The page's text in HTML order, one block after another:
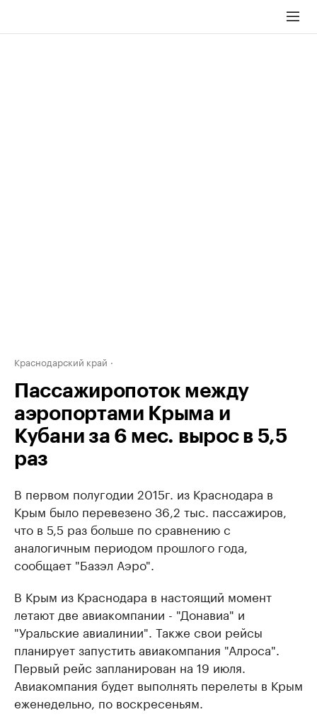
Краснодарский край
Пассажиропоток между
аэропортами Крыма и
Кубани за 6 мес. вырос в 5,5
раз
В первом полугодии 2015г. из Краснодара в
Крым было перевезено 36,2 тыс. пассажиров,
что в 5,5 раз больше по сравнению с
аналогичным периодом прошлого года,
сообщает "Базэл Аэро".
В Крым из Краснодара в настоящий момент
летают две авиакомпании - "Донавиа" и
"Уральские авиалинии". Также свои рейсы
планирует запустить авиакомпания "Алроса".
Первый рейс запланирован на 19 июля.
Авиакомпания будет выполнять перелеты в Крым
еженедельно, по воскресеньям.